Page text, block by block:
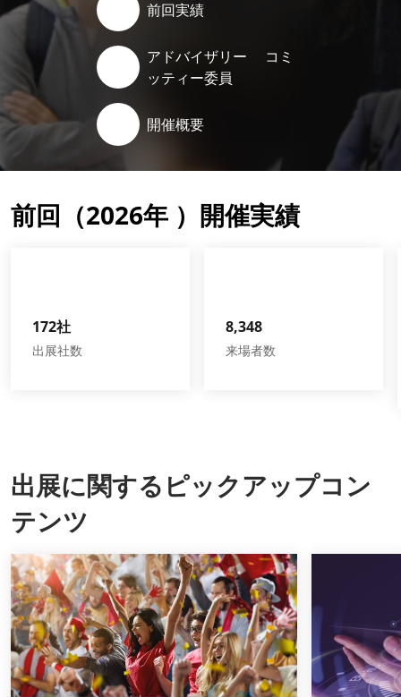
け
総
合
展
Sports
前回実績
アドバイザリー コミ
ッティー委員
開催概要
前回（2026年 ）開催実績
172社
出展社数
8,348
来場者数
出展に関するピックアップコン
テンツ